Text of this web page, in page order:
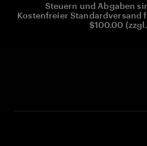
Steuern und Abgaben
Kostenfreier Standardversand
$100.00